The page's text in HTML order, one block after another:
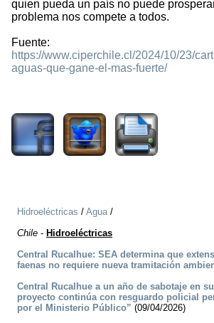
quien pueda un país no puede
problema nos compete a todos.
Fuente:
https://www.ciperchile.cl/2024/10/23/
aguas-que-gane-el-mas-fuerte/
Hidroeléctricas / Agua/
Chile - Hidroeléctricas
Central Rucalhue: SEA determina que
faenas no requiere nueva tramitación
Central Rucalhue a un año de sabotaje en
proyecto continúa con resguardo policial
por el Ministerio Público” (09/04/2026)